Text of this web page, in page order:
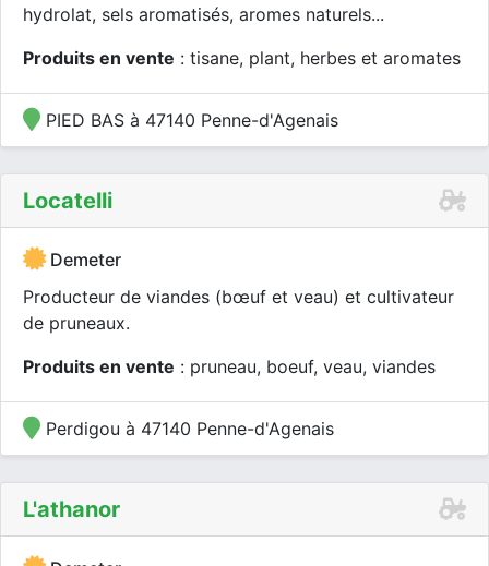
hydrolat, sels aromatisés, aromes naturels...
Produits en vente : tisane, plant, herbes et aromates
PIED BAS à 47140 Penne-d'Agenais
Locatelli
Demeter
Producteur de viandes (bœuf et veau) et cultivateur
de pruneaux.
Produits en vente : pruneau, boeuf, veau, viandes
Perdigou à 47140 Penne-d'Agenais
L'athanor